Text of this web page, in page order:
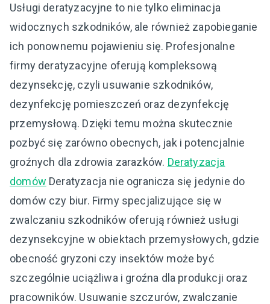
Usługi deratyzacyjne to nie tylko eliminacja
widocznych szkodników, ale również zapobieganie
ich ponownemu pojawieniu się. Profesjonalne
firmy deratyzacyjne oferują kompleksową
dezynsekcję, czyli usuwanie szkodników,
dezynfekcję pomieszczeń oraz dezynfekcję
przemysłową. Dzięki temu można skutecznie
pozbyć się zarówno obecnych, jak i potencjalnie
groźnych dla zdrowia zarazków. Deratyzacja
domów Deratyzacja nie ogranicza się jedynie do
domów czy biur. Firmy specjalizujące się w
zwalczaniu szkodników oferują również usługi
dezynsekcyjne w obiektach przemysłowych, gdzie
obecność gryzoni czy insektów może być
szczególnie uciążliwa i groźna dla produkcji oraz
pracowników. Usuwanie szczurów, zwalczanie